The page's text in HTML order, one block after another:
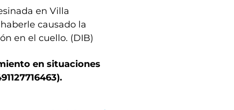
en Villa
causado la
en el cuello. (DIB)
en situaciones